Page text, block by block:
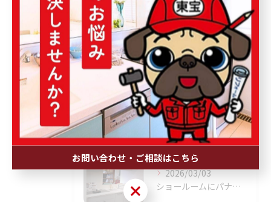
最近の投稿
Recent
Posts
2026/03/21
屋根、外壁の塗装をお考えの方は住宅リフォーム館へ！
2026/03/03
ショールームにパナソニック最新設備が展示されました！
お問い合わせ・ご相談はこちら
お問い合わせ・ご相談はこちら